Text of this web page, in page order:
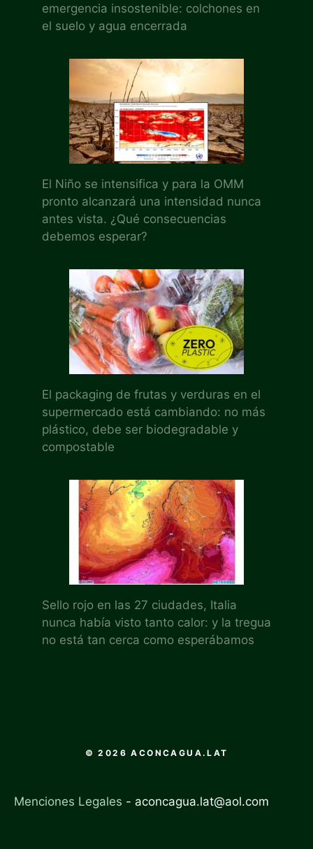
emergencia insostenible: colchones en
el suelo y agua encerrada
El Niño se intensifica y para la OMM
pronto alcanzará una intensidad nunca
antes vista. ¿Qué consecuencias
debemos esperar?
El packaging de frutas y verduras en el
supermercado está cambiando: no más
plástico, debe ser biodegradable y
compostable
Sello rojo en las 27 ciudades, Italia
nunca había visto tanto calor: y la tregua
no está tan cerca como esperábamos
© 2026 ACONCAGUA.LAT
Menciones Legales - aconcagua.lat@aol.com